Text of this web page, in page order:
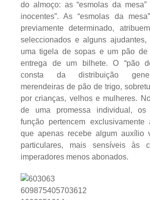
do almoço: as “esmolas da
inocentes”. As “esmolas da
previamente determinado,
seleccionados e alguns ajudantes,
uma tigela de sopas e um pão de
entrega de um bilhete. O “pão
consta da distribuição
merendeiras de pão de trigo,
por crianças, velhos e mulheres.
de uma promessa individual, os
função pertencem exclusivamente
que apenas recebe algum auxílio
particulares, mais sensíveis às
imperadores menos abonados.